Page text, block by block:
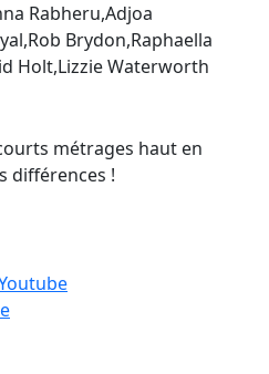
Rabheru,Adjoa
Brydon,Raphaella
Holt,Lizzie Waterworth
métrages haut en
différences !